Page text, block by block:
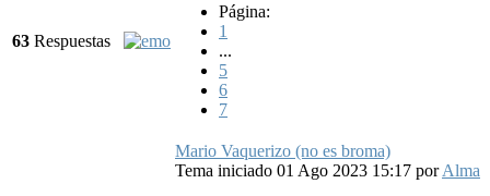
63 Respuestas
Página:
1
...
5
6
7
Mario Vaquerizo (no es broma)
Tema iniciado 01 Ago 2023 15:17 porAlma